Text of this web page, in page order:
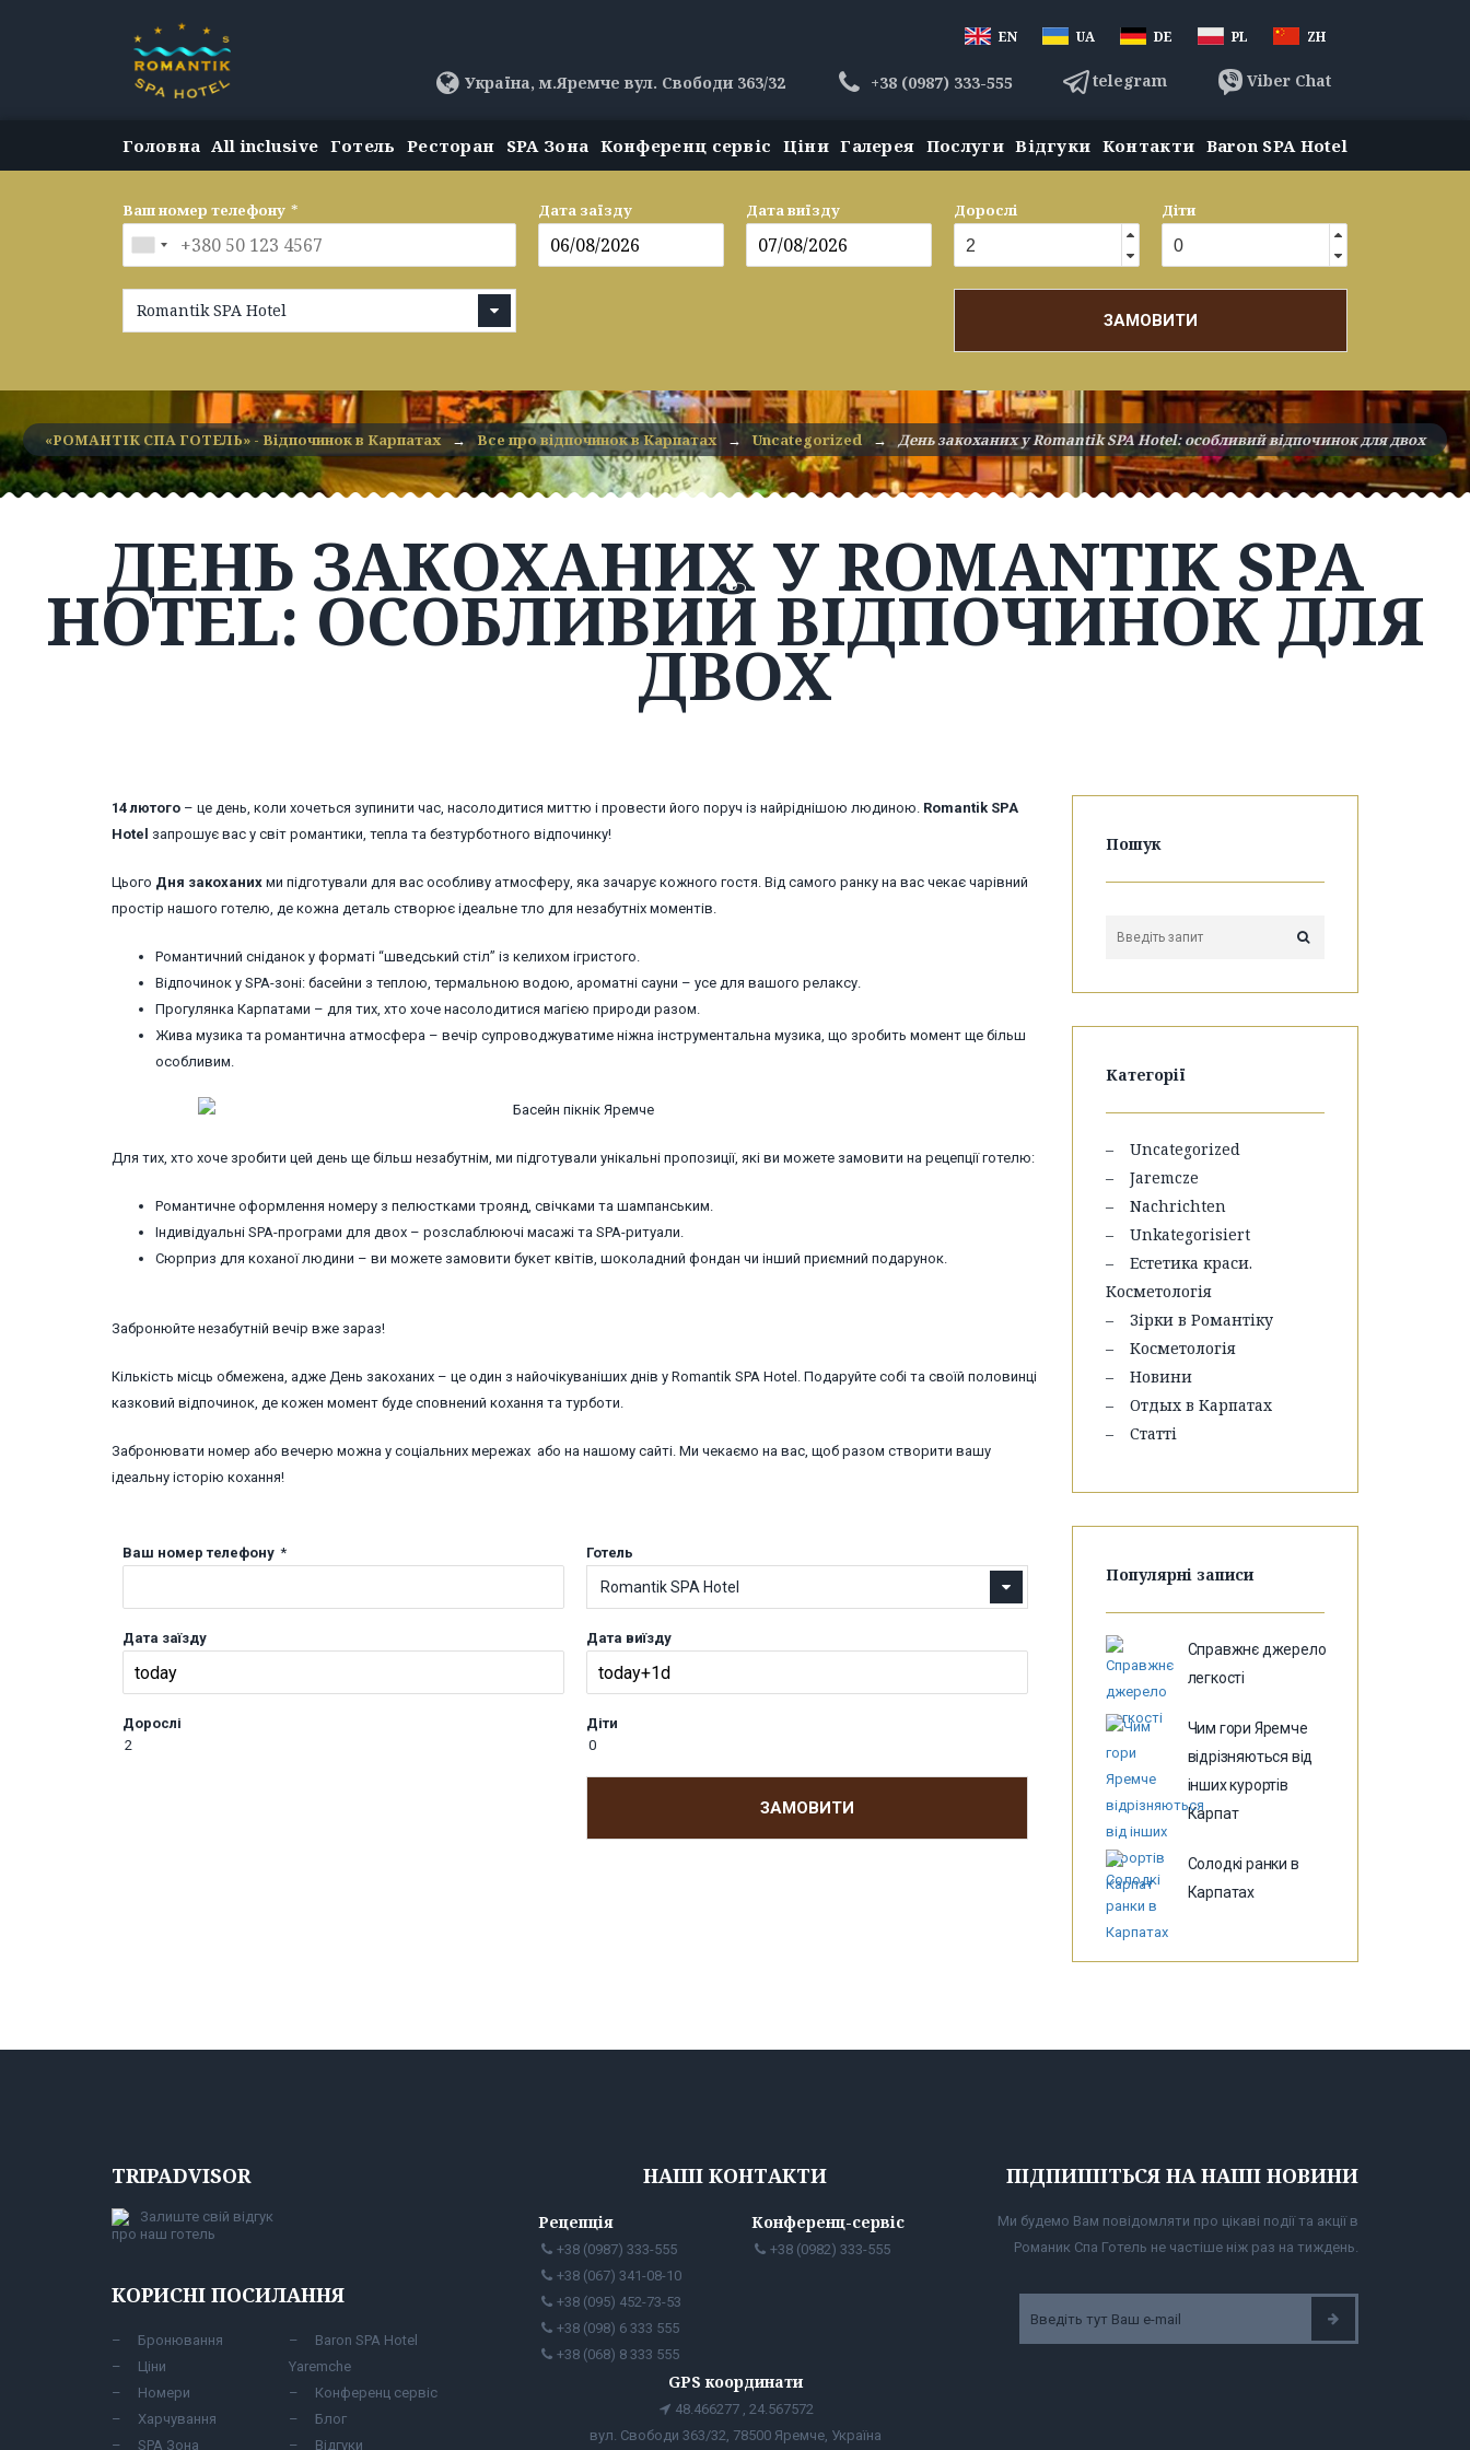
EN UA DE PL ZH
Україна, м.Яремче вул. Свободи 363/32 +38 (0987) 333-555 telegram Viber Chat
Головна All inclusive Готель Ресторан SPA Зона Конференц сервіс Ціни Галерея Послуги Відгуки Контакти Baron SPA Hotel
Ваш номер телефону *
Romantik SPA Hotel
Дата заїзду Дата виїзду Дорослі Діти
ЗАМОВИТИ
«РОМАНТІК СПА ГОТЕЛЬ» - Відпочинок в Карпатах → Все про відпочинок в Карпатах → Uncategorized → День закоханих у Romantik SPA Hotel: особливий відпочинок для двох
ДЕНЬ ЗАКОХАНИХ У ROMANTIK SPA
HOTEL: ОСОБЛИВИЙ ВІДПОЧИНОК ДЛЯ
ДВОХ
14 лютого – це день, коли хочеться зупинити час, насолодитися миттю і провести його поруч із найріднішою людиною. Romantik SPA
Hotel запрошує вас у світ романтики, тепла та безтурботного відпочинку!
Цього Дня закоханих ми підготували для вас особливу атмосферу, яка зачарує кожного гостя. Від самого ранку на вас чекає чарівний
простір нашого готелю, де кожна деталь створює ідеальне тло для незабутніх моментів.
Романтичний сніданок у форматі “шведський стіл” із келихом ігристого.
Відпочинок у SPA-зоні: басейни з теплою, термальною водою, ароматні сауни – усе для вашого релаксу.
Прогулянка Карпатами – для тих, хто хоче насолодитися магією природи разом.
Жива музика та романтична атмосфера – вечір супроводжуватиме ніжна інструментальна музика, що зробить момент ще більш
особливим.
Для тих, хто хоче зробити цей день ще більш незабутнім, ми підготували унікальні пропозиції, які ви можете замовити на рецепції готелю:
Романтичне оформлення номеру з пелюстками троянд, свічками та шампанським.
Індивідуальні SPA-програми для двох – розслаблюючі масажі та SPA-ритуали.
Сюрприз для коханої людини – ви можете замовити букет квітів, шоколадний фондан чи інший приємний подарунок.
Забронюйте незабутній вечір вже зараз!
Кількість місць обмежена, адже День закоханих – це один з найочікуваніших днів у Romantik SPA Hotel. Подаруйте собі та своїй половинці
казковий відпочинок, де кожен момент буде сповнений кохання та турботи.
Забронювати номер або вечерю можна у соціальних мережах або на нашому сайті. Ми чекаємо на вас, щоб разом створити вашу
ідеальну історію кохання!
Ваш номер телефону *
Дата заїзду
Дорослі
Готель
Romantik SPA Hotel
Дата виїзду
Діти
ЗАМОВИТИ
Пошук
Категорії
Uncategorized
Jaremcze
Nachrichten
Unkategorisiert
Естетика краси.
Косметологія
Зірки в Романтіку
Косметологія
Новини
Отдых в Карпатах
Статті
Популярні записи
Справжнє джерело
легкості
Чим гори Яремче
відрізняються від
інших курортів
Карпат
Солодкі ранки в
Карпатах
TRIPADVISOR
Залиште свій відгук
про наш готель
КОРИСНІ ПОСИЛАННЯ
Бронювання
Ціни
Номери
Харчування
SPA Зона
Baron SPA Hotel
Yaremche
Конференц сервіс
Блог
Відгуки
НАШІ КОНТАКТИ
Рецепція
+38 (0987) 333-555
+38 (067) 341-08-10
+38 (095) 452-73-53
+38 (098) 6 333 555
+38 (068) 8 333 555
Конференц-сервіс
+38 (0982) 333-555
GPS координати
48.466277 , 24.567572
вул. Свободи 363/32, 78500 Яремче, Україна
ПІДПИШІТЬСЯ НА НАШІ НОВИНИ
Ми будемо Вам повідомляти про цікаві події та акції в
Романик Спа Готель не частіше ніж раз на тиждень.